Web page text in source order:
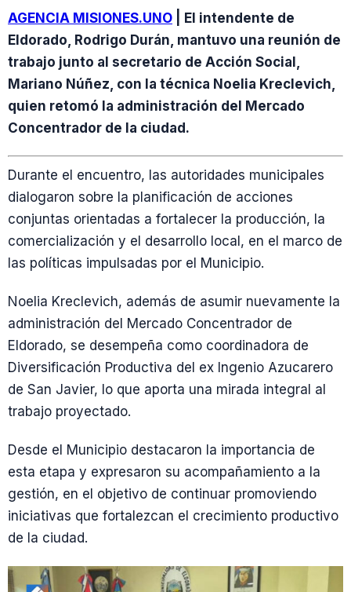
AGENCIA MISIONES.UNO | El intendente de
Eldorado, Rodrigo Durán, mantuvo una reunión de
trabajo junto al secretario de Acción Social,
Mariano Núñez, con la técnica Noelia Kreclevich,
quien retomó la administración del Mercado
Concentrador de la ciudad.
Durante el encuentro, las autoridades municipales
dialogaron sobre la planificación de acciones
conjuntas orientadas a fortalecer la producción, la
comercialización y el desarrollo local, en el marco de
las políticas impulsadas por el Municipio.
Noelia Kreclevich, además de asumir nuevamente la
administración del Mercado Concentrador de
Eldorado, se desempeña como coordinadora de
Diversificación Productiva del ex Ingenio Azucarero
de San Javier, lo que aporta una mirada integral al
trabajo proyectado.
Desde el Municipio destacaron la importancia de
esta etapa y expresaron su acompañamiento a la
gestión, en el objetivo de continuar promoviendo
iniciativas que fortalezcan el crecimiento productivo
de la ciudad.